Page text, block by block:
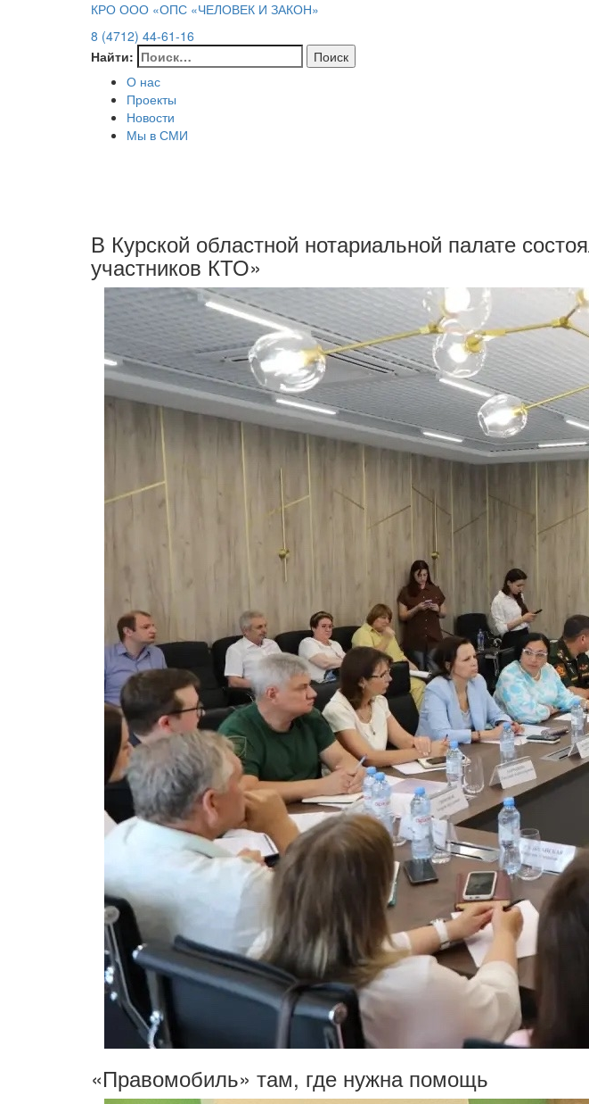
КРО ООО «ОПС «ЧЕЛОВЕК И ЗАКОН»
8 (4712) 44-61-16
Найти:
О нас
Проекты
Новости
Мы в СМИ
В Курской областной нотариальной палате
участников КТО»
«Правомобиль» там, где нужна помощь